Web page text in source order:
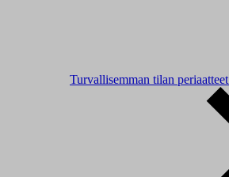
Turvallisemman tilan periaatteet